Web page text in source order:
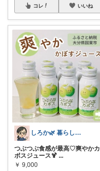
コレ いいね
しろか🌿 暮らしを良くするアイテム
つぶつぶ食感が最高♡爽やかカ
ボスジュース🍹 ...
￥ 9,000